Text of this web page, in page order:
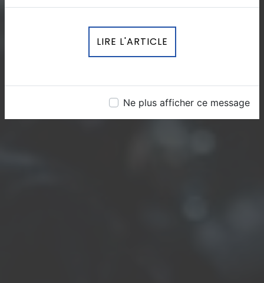
LIRE L'ARTICLE
Ne plus afficher ce message